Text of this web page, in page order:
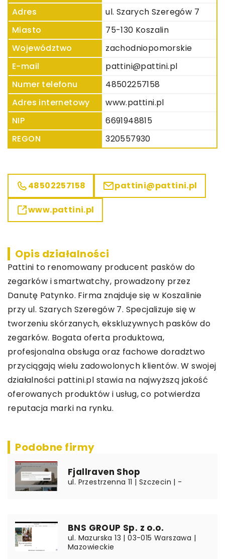
Adres
ul. Szarych Szeregów 7
Miasto
75-130 Koszalin
Województwo
zachodniopomorskie
E-mail
pattini@pattini.pl
Numer telefonu
48502257158
Adres internetowy
www.pattini.pl
NIP
6691948815
REGON
320557930
48502257158 pattini@pattini.pl
www.pattini.pl
Opis działalności
Pattini to renomowany producent pasków do
zegarków i smartwatchy, prowadzony przez
Danutę Patynko. Firma znajduje się w Koszalinie
przy ul. Szarych Szeregów 7. Specjalizuje się w
tworzeniu skórzanych, ekskluzywnych pasków do
zegarków. Bogata oferta produktowa,
profesjonalna obsługa oraz fachowe doradztwo
przyciągają wielu zadowolonych klientów. W swojej
działalności pattini.pl stawia na najwyższą jakość
oferowanych produktów i usług, co potwierdza
reputacja marki na rynku.
Podobne firmy
Fjallraven Shop
ul. Przestrzenna 11 | Szczecin | -
BNS GROUP Sp. z o.o.
ul. Mazurska 13 | 03-015 Warszawa |
Mazowieckie